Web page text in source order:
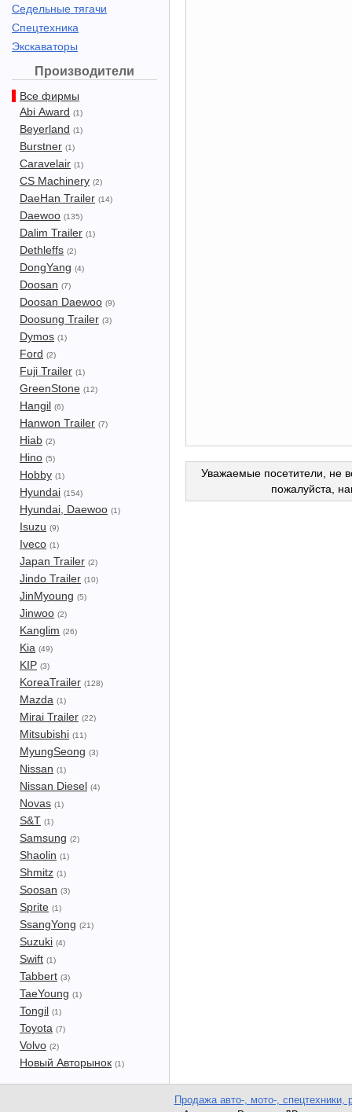
Седельные тягачи
Спецтехника
Экскаваторы
Производители
Все фирмы
Abi Award (1)
Beyerland (1)
Burstner (1)
Caravelair (1)
CS Machinery (2)
DaeHan Trailer (14)
Daewoo (135)
Dalim Trailer (1)
Dethleffs (2)
DongYang (4)
Doosan (7)
Doosan Daewoo (9)
Doosung Trailer (3)
Dymos (1)
Ford (2)
Fuji Trailer (1)
GreenStone (12)
Hangil (6)
Hanwon Trailer (7)
Hiab (2)
Hino (5)
Hobby (1)
Hyundai (154)
Hyundai, Daewoo (1)
Isuzu (9)
Iveco (1)
Japan Trailer (2)
Jindo Trailer (10)
JinMyoung (5)
Jinwoo (2)
Kanglim (26)
Kia (49)
KIP (3)
KoreaTrailer (128)
Mazda (1)
Mirai Trailer (22)
Mitsubishi (11)
MyungSeong (3)
Nissan (1)
Nissan Diesel (4)
Novas (1)
S&T (1)
Samsung (2)
Shaolin (1)
Shmitz (1)
Soosan (3)
Sprite (1)
SsangYong (21)
Suzuki (4)
Swift (1)
Tabbert (3)
TaeYoung (1)
Tongil (1)
Toyota (7)
Volvo (2)
Новый Авторынок (1)
Уважаемые посетители, не
пожалуйста,
Продажа авто-, мото-, спецтехники,